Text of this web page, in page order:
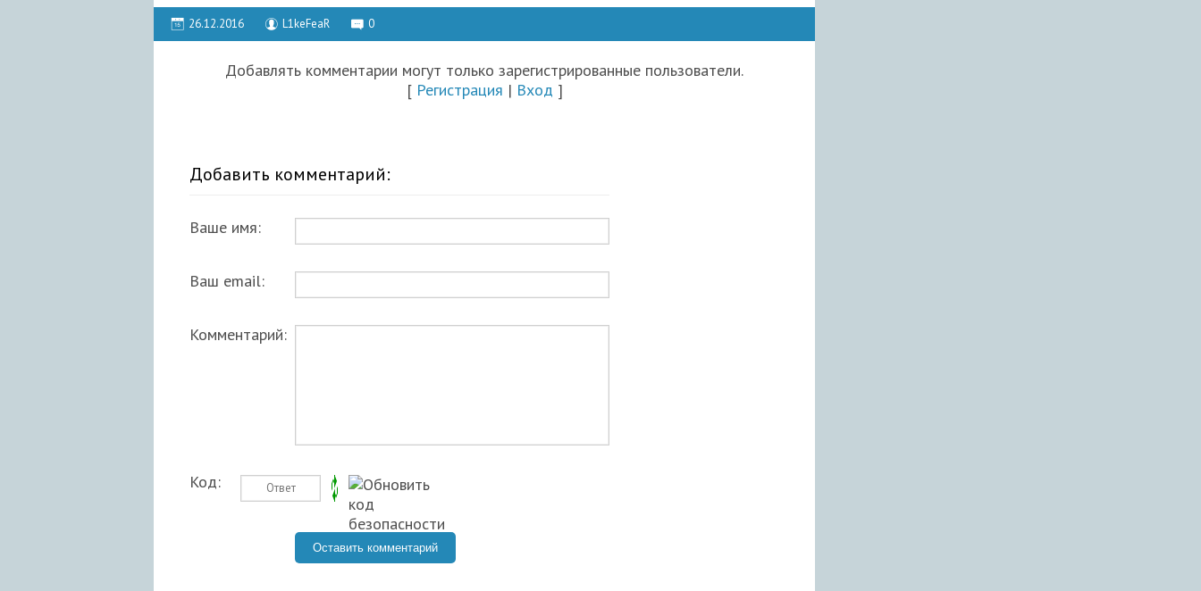
26.12.2016 L1keFeaR 0
Добавлять комментарии могут только зарегистрированные пользователи.
[ Регистрация | Вход ]
Добавить комментарий:
Ваше имя:
Ваш email:
Комментарий:
Код: